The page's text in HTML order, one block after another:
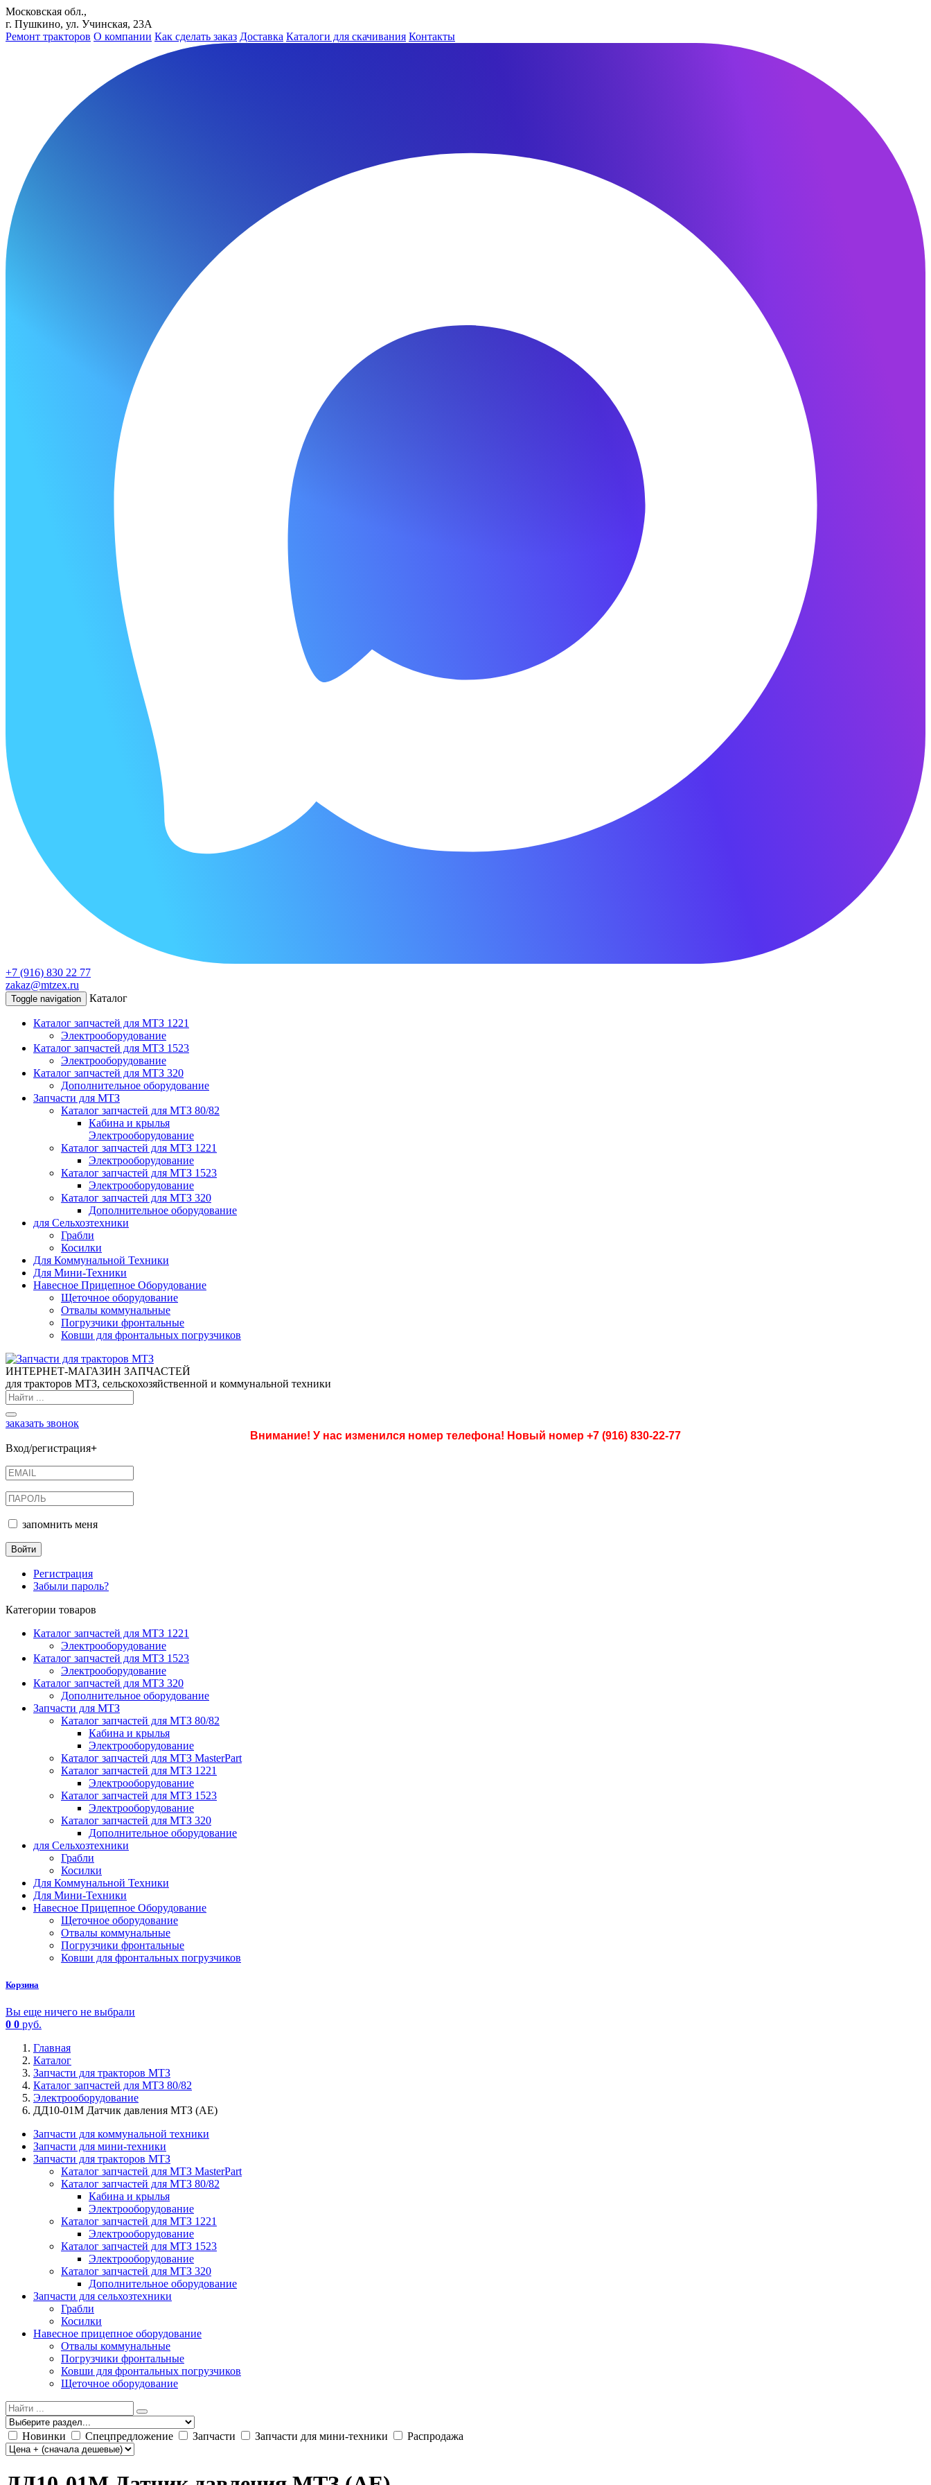
Московская обл.,
г. Пушкино, ул. Учинская, 23А
Ремонт тракторов О компании Как сделать заказ Доставка Каталоги для скачивания Контакты
+7 (916) 830 22 77
zakaz@mtzex.ru
Toggle navigation Каталог
Каталог запчастей для МТЗ 1221
Электрооборудование
Каталог запчастей для МТЗ 1523
Электрооборудование
Каталог запчастей для МТЗ 320
Дополнительное оборудование
Запчасти для МТЗ
Каталог запчастей для МТЗ 80/82
Кабина и крылья
Электрооборудование
Каталог запчастей для МТЗ 1221
Электрооборудование
Каталог запчастей для МТЗ 1523
Электрооборудование
Каталог запчастей для МТЗ 320
Дополнительное оборудование
для Сельхозтехники
Грабли
Косилки
Для Коммунальной Техники
Для Мини-Техники
Навесное Прицепное Оборудование
Щеточное оборудование
Отвалы коммунальные
Погрузчики фронтальные
Ковши для фронтальных погрузчиков
ИНТЕРНЕТ-МАГАЗИН ЗАПЧАСТЕЙ
для тракторов МТЗ, сельскохозяйственной и коммунальной техники
заказать звонок
Внимание! У нас изменился номер телефона! Новый номер +7 (916) 830-22-77
Вход/регистрация+
запомнить меня
Регистрация
Забыли пароль?
Категории товаров
Каталог запчастей для МТЗ 1221
Электрооборудование
Каталог запчастей для МТЗ 1523
Электрооборудование
Каталог запчастей для МТЗ 320
Дополнительное оборудование
Запчасти для МТЗ
Каталог запчастей для МТЗ 80/82
Кабина и крылья
Электрооборудование
Каталог запчастей для МТЗ MasterPart
Каталог запчастей для МТЗ 1221
Электрооборудование
Каталог запчастей для МТЗ 1523
Электрооборудование
Каталог запчастей для МТЗ 320
Дополнительное оборудование
для Сельхозтехники
Грабли
Косилки
Для Коммунальной Техники
Для Мини-Техники
Навесное Прицепное Оборудование
Щеточное оборудование
Отвалы коммунальные
Погрузчики фронтальные
Ковши для фронтальных погрузчиков
Корзина
Вы еще ничего не выбрали
0 0 руб.
Главная
Каталог
Запчасти для тракторов МТЗ
Каталог запчастей для МТЗ 80/82
Электрооборудование
ДД10-01М Датчик давления МТЗ (АЕ)
Запчасти для коммунальной техники
Запчасти для мини-техники
Запчасти для тракторов МТЗ
Каталог запчастей для МТЗ MasterPart
Каталог запчастей для МТЗ 80/82
Кабина и крылья
Электрооборудование
Каталог запчастей для МТЗ 1221
Электрооборудование
Каталог запчастей для МТЗ 1523
Электрооборудование
Каталог запчастей для МТЗ 320
Дополнительное оборудование
Запчасти для сельхозтехники
Грабли
Косилки
Навесное прицепное оборудование
Отвалы коммунальные
Погрузчики фронтальные
Ковши для фронтальных погрузчиков
Щеточное оборудование
Новинки Спецпредложение Запчасти Запчасти для мини-техники Распродажа